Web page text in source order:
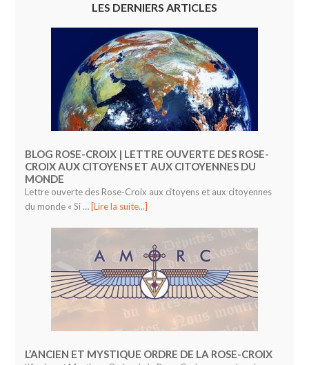
LES DERNIERS ARTICLES
BLOG ROSE-CROIX | LETTRE OUVERTE DES ROSE-
CROIX AUX CITOYENS ET AUX CITOYENNES DU
MONDE
Lettre ouverte des Rose-Croix aux citoyens et aux citoyennes
du monde « Si … [Lire la suite...]
L’ANCIEN ET MYSTIQUE ORDRE DE LA ROSE-CROIX